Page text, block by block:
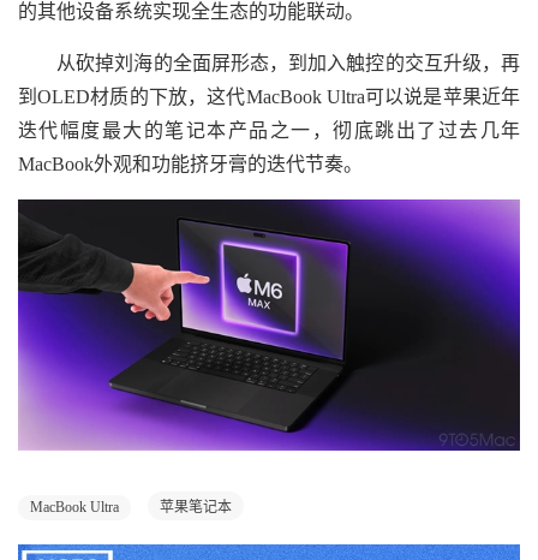
的其他设备系统实现全生态的功能联动。
从砍掉刘海的全面屏形态，到加入触控的交互升级，再
到OLED材质的下放，这代MacBook Ultra可以说是苹果近年
迭代幅度最大的笔记本产品之一，彻底跳出了过去几年
MacBook外观和功能挤牙膏的迭代节奏。
MacBook Ultra 苹果笔记本